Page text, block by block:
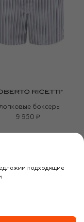
боксеры
9 950 ₽
подходящие